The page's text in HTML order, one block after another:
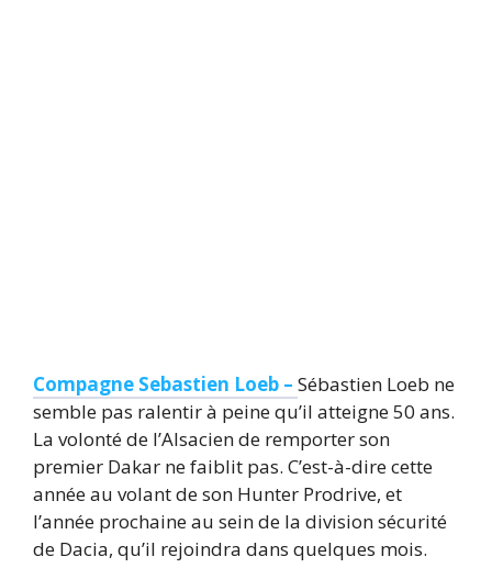
Compagne Sebastien Loeb – Sébastien Loeb ne
semble pas ralentir à peine qu’il atteigne 50 ans.
La volonté de l’Alsacien de remporter son
premier Dakar ne faiblit pas. C’est-à-dire cette
année au volant de son Hunter Prodrive, et
l’année prochaine au sein de la division sécurité
de Dacia, qu’il rejoindra dans quelques mois.